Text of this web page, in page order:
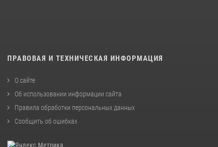
ПРАВОВАЯ И ТЕХНИЧЕСКАЯ ИНФОРМАЦИЯ
О сайте
Об использовании информации сайта
Правила обработки персональных данных
Сообщить об ошибках